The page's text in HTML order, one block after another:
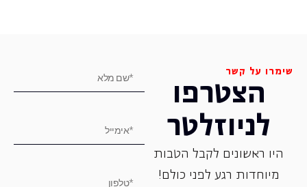
שימרו על קשר
הצטרפו
לניוזלטר
היו ראשונים לקבל הטבות
מיוחדות רגע לפני כולם!